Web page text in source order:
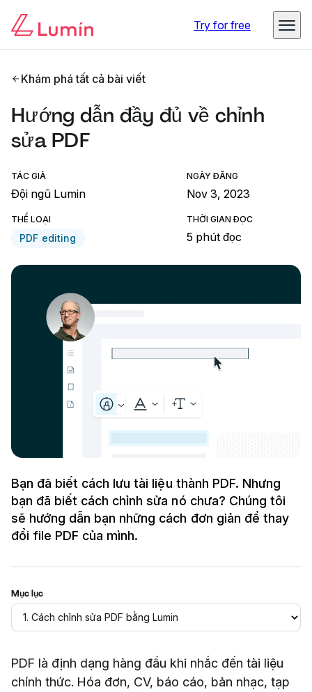
Try for free
Khám phá tất cả bài viết
Hướng dẫn đầy đủ về chỉnh
sửa PDF
TÁC GIẢ
Đội ngũ Lumin
NGÀY ĐĂNG
Nov 3, 2023
THỂ LOẠI
PDF editing
THỜI GIAN ĐỌC
5 phút đọc
Bạn đã biết cách lưu tài liệu thành PDF. Nhưng
bạn đã biết cách chỉnh sửa nó chưa? Chúng tôi
sẽ hướng dẫn bạn những cách đơn giản để thay
đổi file PDF của mình.
Mục lục
PDF là định dạng hàng đầu khi nhắc đến tài liệu
chính thức. Hóa đơn, CV, báo cáo, bản nhạc, tạp